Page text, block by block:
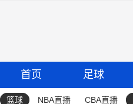
首页 足球
篮球 NBA直播 CBA直播